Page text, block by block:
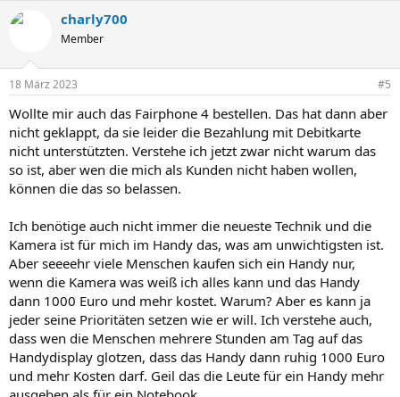
k
e
:
charly700
Member
18 März 2023 #5
Wollte mir auch das Fairphone 4 bestellen. Das hat dann aber
nicht geklappt, da sie leider die Bezahlung mit Debitkarte
nicht unterstützten. Verstehe ich jetzt zwar nicht warum das
so ist, aber wen die mich als Kunden nicht haben wollen,
können die das so belassen.
Ich benötige auch nicht immer die neueste Technik und die
Kamera ist für mich im Handy das, was am unwichtigsten ist.
Aber seeeehr viele Menschen kaufen sich ein Handy nur,
wenn die Kamera was weiß ich alles kann und das Handy
dann 1000 Euro und mehr kostet. Warum? Aber es kann ja
jeder seine Prioritäten setzen wie er will. Ich verstehe auch,
dass wen die Menschen mehrere Stunden am Tag auf das
Handydisplay glotzen, dass das Handy dann ruhig 1000 Euro
und mehr Kosten darf. Geil das die Leute für ein Handy mehr